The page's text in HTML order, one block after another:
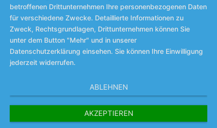
betroffenen Drittunternehmen Ihre personenbezogenen Daten
für verschiedene Zwecke. Detaillierte Informationen zu
Zweck, Rechtsgrundlagen, Drittunternehmen können Sie
unter dem Button "Mehr" und in unserer
Datenschutzerklärung einsehen. Sie können Ihre Einwilligung
jederzeit widerrufen.
ABLEHNEN
AKZEPTIEREN